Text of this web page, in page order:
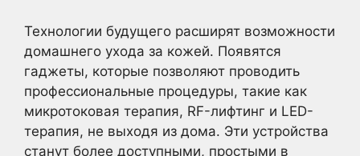
Технологии будущего расширят возможности
домашнего ухода за кожей. Появятся
гаджеты, которые позволяют проводить
профессиональные процедуры, такие как
микротоковая терапия, RF-лифтинг и LED-
терапия, не выходя из дома. Эти устройства
станут более доступными, простыми в